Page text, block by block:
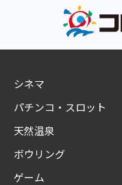
シネマ
パチンコ・スロット
天然温泉
ボウリング
ゲーム